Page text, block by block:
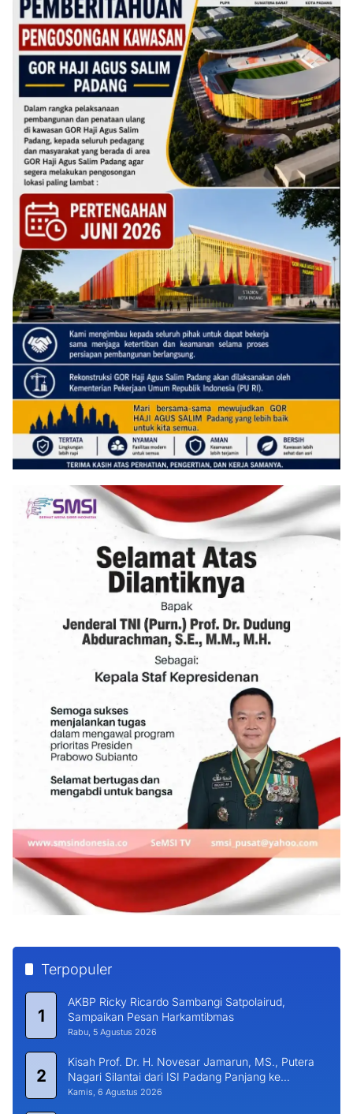
Terpopuler
1
AKBP Ricky Ricardo Sambangi Satpolairud,
Sampaikan Pesan Harkamtibmas
Rabu, 5 Agustus 2026
2
Kisah Prof. Dr. H. Novesar Jamarun, MS., Putera
Nagari Silantai dari ISI Padang Panjang ke
Universitas Dharma Andalas
Kamis, 6 Agustus 2026